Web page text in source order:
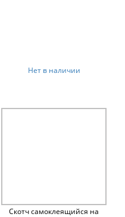
Нет в наличии
Скотч самоклеящийся на